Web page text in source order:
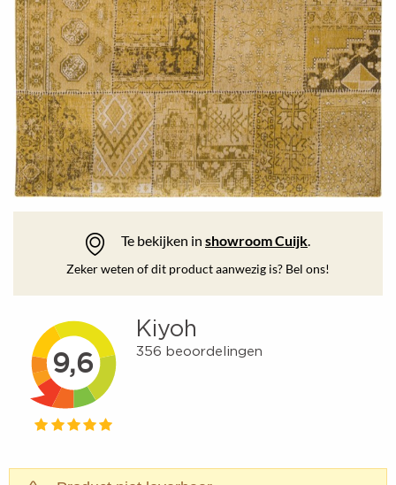
Te bekijken in showroom Cuijk.
Zeker weten of dit product aanwezig is? Bel ons!